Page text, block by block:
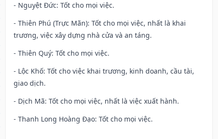
- Nguyệt Đức: Tốt cho mọi việc.
- Thiên Phú (Trực Mãn): Tốt cho mọi việc, nhất là khai
trương, việc xây dựng nhà cửa và an táng.
- Thiên Quý: Tốt cho mọi việc.
- Lộc Khố: Tốt cho việc khai trương, kinh doanh, cầu tài,
giao dịch.
- Dịch Mã: Tốt cho mọi việc, nhất là việc xuất hành.
- Thanh Long Hoàng Đạo: Tốt cho mọi việc.